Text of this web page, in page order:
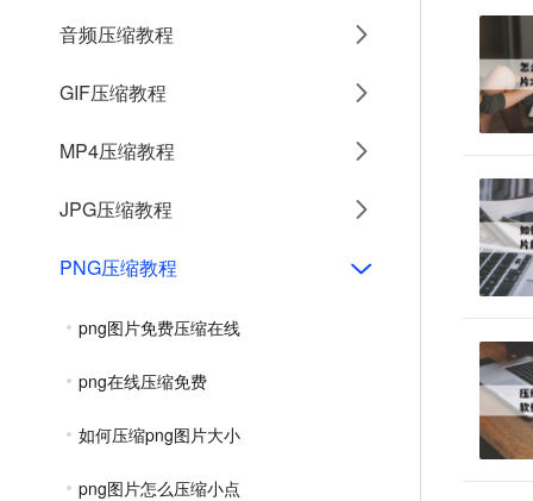
音频压缩教程
GIF压缩教程
MP4压缩教程
JPG压缩教程
PNG压缩教程
png图片免费压缩在线
png在线压缩免费
如何压缩png图片大小
png图片怎么压缩小点